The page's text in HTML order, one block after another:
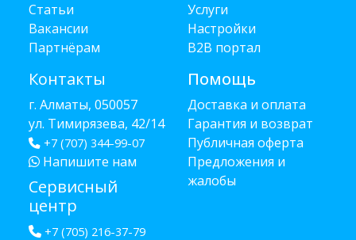
Статьи
Вакансии
Партнёрам
Контакты
г. Алматы, 050057
ул. Тимирязева, 42/14
+7 (707) 344-99-07
Напишите нам
Сервисный
центр
+7 (705) 216-37-79
Услуги
Настройки
B2B портал
Помощь
Доставка и оплата
Гарантия и возврат
Публичная оферта
Предложения и
жалобы